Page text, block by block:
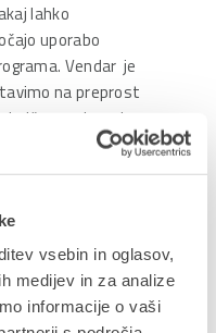
vsebin in oglasov,
medijev in za analize
informacije o vaši
lahko
uporabo
Vendar je
na preprost
razlago, bo
prihrani čas.
kako bo to
preprečilo, da bi
računovodstva in
primer: